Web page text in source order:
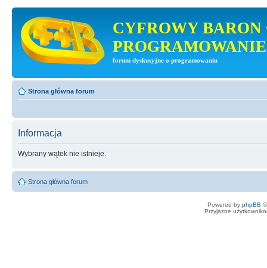
CYFROWY BARON
PROGRAMOWANIE
forum dyskusyjne o programowaniu
Strona główna forum
Informacja
Wybrany wątek nie istnieje.
Strona główna forum
Powered by phpBB
Przyjazne